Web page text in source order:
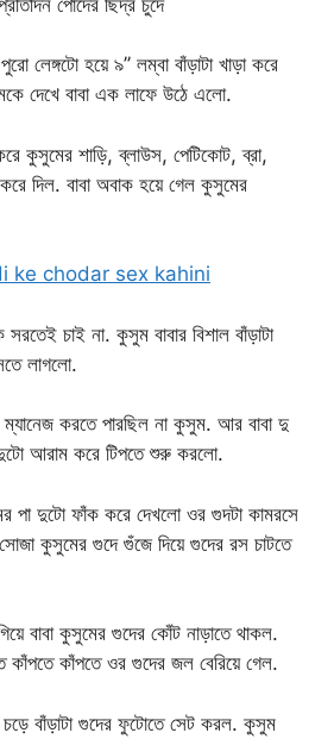
লেঙ্গটো হয়ে ৯’’ লম্বা বাঁড়াটা খাড়া করে
দেখে বাবা এক লাফে উঠে এলো.
কুসুমের শাড়ি, ব্লাউস, পেটিকোট, ব্রা,
করে দিল. বাবা অবাক হয়ে গেল কুসুমের
ke chodar sex kahini
চাই না. কুসুম বাবার বিশাল বাঁড়াটা
লাগলো.
করতে পারছিল না কুসুম. আর বাবা দু
আরাম করে টিপতে শুরু করলো.
পা দুটো ফাঁক করে দেখলো ওর গুদটা কামরসে
সোজা কুসুমের গুদে গুঁজে দিয়ে গুদের রস চাটতে
বাবা কুসুমের গুদের কোঁট নাড়াতে থাকল.
কাঁপতে কাঁপতে ওর গুদের জল বেরিয়ে গেল.
বাঁড়াটা গুদের ফুটোতে সেট করল. কুসুম